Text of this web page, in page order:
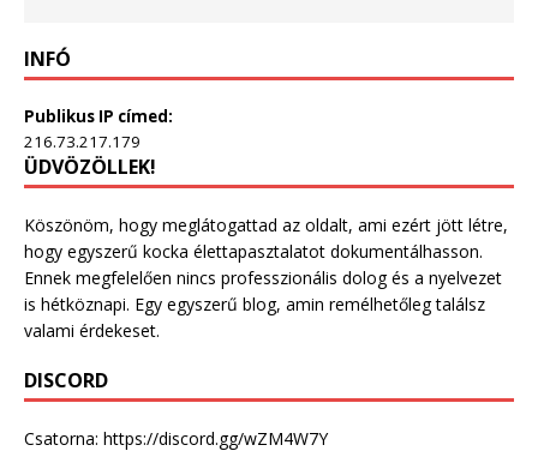
INFÓ
Publikus IP címed:
216.73.217.179
ÜDVÖZÖLLEK!
Köszönöm, hogy meglátogattad az oldalt, ami ezért jött létre,
hogy egyszerű kocka élettapasztalatot dokumentálhasson.
Ennek megfelelően nincs professzionális dolog és a nyelvezet
is hétköznapi. Egy egyszerű blog, amin remélhetőleg találsz
valami érdekeset.
DISCORD
Csatorna: https://discord.gg/wZM4W7Y